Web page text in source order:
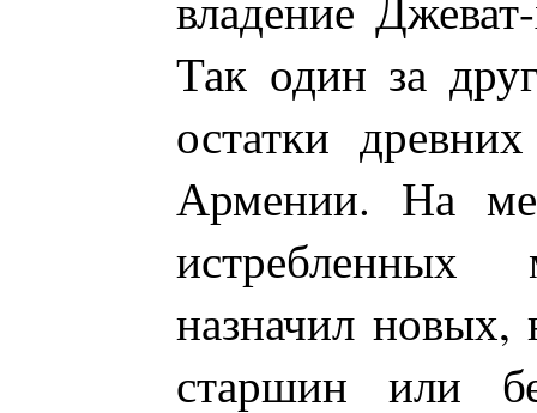
Так один за
остатки
Армении. На
истребленных
назначил
старшин или